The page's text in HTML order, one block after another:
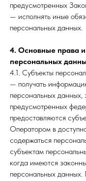
предусмотренных
— исполнять иные
персональных данных.
4. Основные права и
персональных
4.1. Субъекты
— получать
персональных данных,
предусмотренных
предоставляются
Оператором в
содержаться
субъектам
когда имеются
персональных